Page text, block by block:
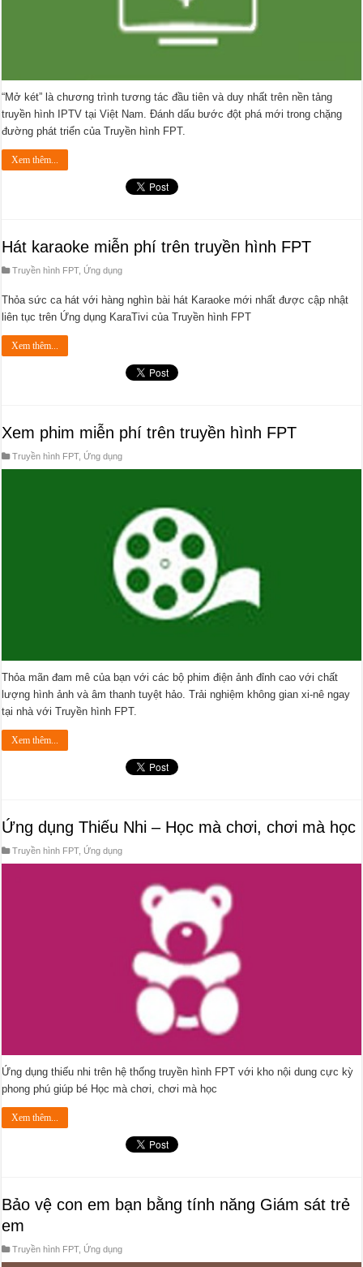
“Mở két” là chương trình tương tác đầu tiên và duy nhất trên nền tảng
truyền hình IPTV tại Việt Nam. Đánh dấu bước đột phá mới trong chặng
đường phát triển của Truyền hình FPT.
Xem thêm...
Hát karaoke miễn phí trên truyền hình FPT
Truyền hình FPT, Ứng dụng
Thỏa sức ca hát với hàng nghìn bài hát Karaoke mới nhất được cập nhật
liên tục trên Ứng dụng KaraTivi của Truyền hình FPT
Xem thêm...
Xem phim miễn phí trên truyền hình FPT
Truyền hình FPT, Ứng dụng
Thỏa mãn đam mê của bạn với các bộ phim điện ảnh đỉnh cao với chất
lượng hình ảnh và âm thanh tuyệt hảo. Trải nghiệm không gian xi-nê ngay
tại nhà với Truyền hình FPT.
Xem thêm...
Ứng dụng Thiếu Nhi – Học mà chơi, chơi mà học
Truyền hình FPT, Ứng dụng
Ứng dụng thiếu nhi trên hệ thống truyền hình FPT với kho nội dung cực kỳ
phong phú giúp bé Học mà chơi, chơi mà học
Xem thêm...
Bảo vệ con em bạn bằng tính năng Giám sát trẻ
em
Truyền hình FPT, Ứng dụng